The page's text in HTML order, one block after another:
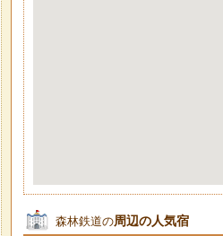
森林鉄道の周辺の人気宿